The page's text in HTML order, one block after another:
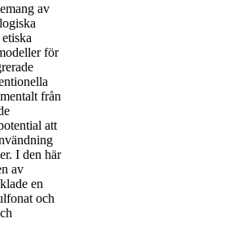
av
för
från
att
I den här
av
en
och